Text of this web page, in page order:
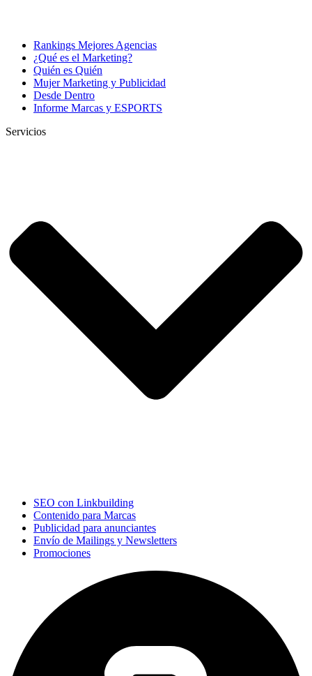
Rankings Mejores Agencias
¿Qué es el Marketing?
Quién es Quién
Mujer Marketing y Publicidad
Desde Dentro
Informe Marcas y ESPORTS
Servicios
SEO con Linkbuilding
Contenido para Marcas
Publicidad para anunciantes
Envío de Mailings y Newsletters
Promociones